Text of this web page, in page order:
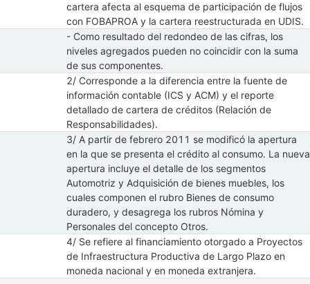
cartera afecta al esquema de participación de flujos
con FOBAPROA y la cartera reestructurada en UDIS.
- Como resultado del redondeo de las cifras, los
niveles agregados pueden no coincidir con la suma
de sus componentes.
2/ Corresponde a la diferencia entre la fuente de
información contable (ICS y ACM) y el reporte
detallado de cartera de créditos (Relación de
Responsabilidades).
3/ A partir de febrero 2011 se modificó la apertura
en la que se presenta el crédito al consumo. La nueva
apertura incluye el detalle de los segmentos
Automotriz y Adquisición de bienes muebles, los
cuales componen el rubro Bienes de consumo
duradero, y desagrega los rubros Nómina y
Personales del concepto Otros.
4/ Se refiere al financiamiento otorgado a Proyectos
de Infraestructura Productiva de Largo Plazo en
moneda nacional y en moneda extranjera.